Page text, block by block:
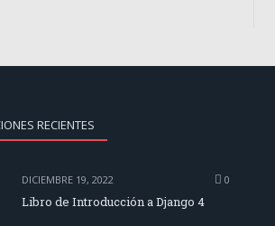
RECIENTES
DICIEMBRE 19, 2022 0
Libro de Introducción a Django 4